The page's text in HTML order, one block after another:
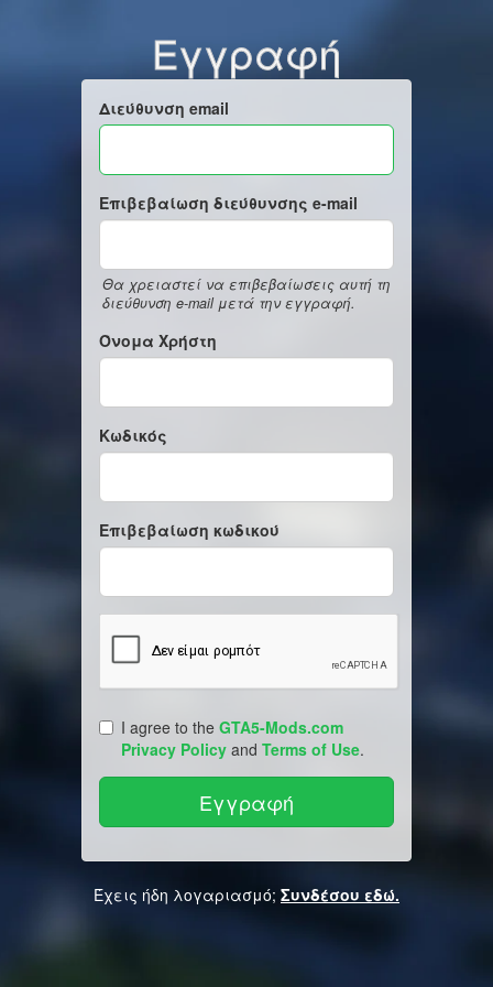
Εγγραφή
Διεύθυνση email
Επιβεβαίωση διεύθυνσης e-mail
Θα χρειαστεί να επιβεβαίωσεις αυτή τη
διεύθυνση e-mail μετά την εγγραφή.
Όνομα Χρήστη
Κωδικός
Επιβεβαίωση κωδικού
I agree to the GTA5-Mods.com
Privacy Policy and Terms of Use.
Έχεις ήδη λογαριασμό; Συνδέσου εδώ.